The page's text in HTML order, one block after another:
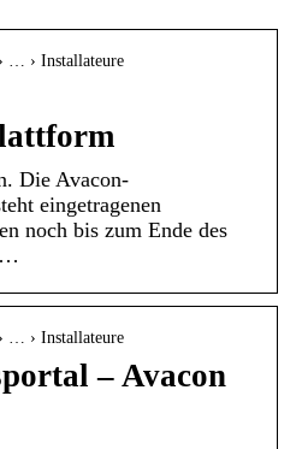
… › Installateure
Die Avacon-
eingetragenen
noch bis zum Ende des
…
… › Installateure
– Avacon